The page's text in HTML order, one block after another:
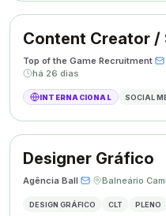
Content Creator /
Top of the Game Recruitment· ·
há 26 dias
INTERNACIONAL SOCIAL
Designer Gráfico
Agência Ball· ·
DESIGN GRÁFICO CLT PLENO